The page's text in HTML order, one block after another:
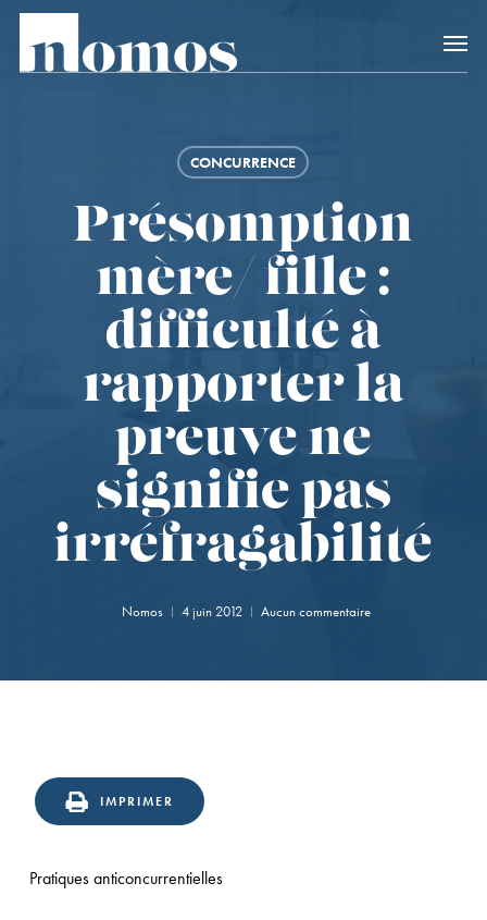
Skip
main
Accès rapide
CONCURRENCE
Présomption
mère/ fille :
difficulté à
rapporter la
preuve ne
signifie pas
irréfragabilité
Nomos 4 juin 2012 Aucun commentaire
IMPRIMER
Pratiques anticoncurrentielles